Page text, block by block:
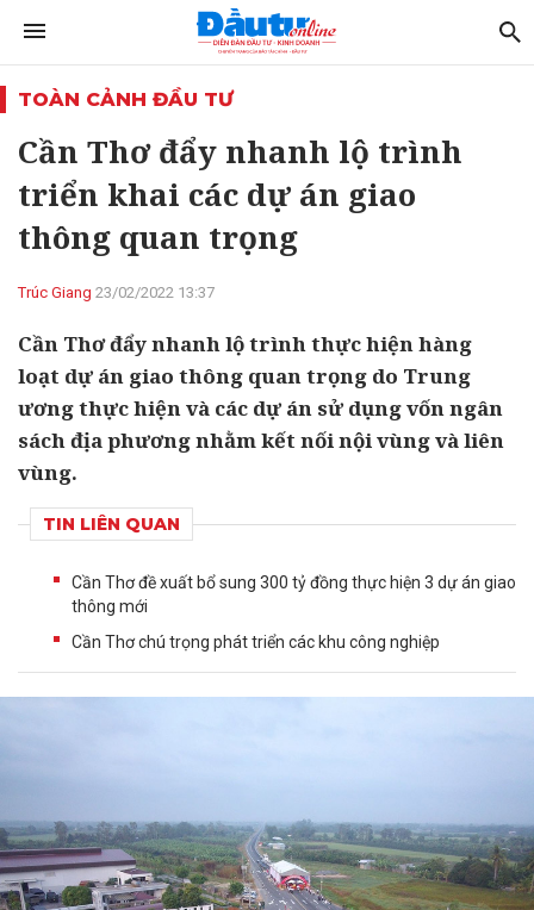
TOÀN CẢNH ĐẦU TƯ
Cần Thơ đẩy nhanh lộ trình
triển khai các dự án giao
thông quan trọng
Trúc Giang 23/02/2022 13:37
Cần Thơ đẩy nhanh lộ trình thực hiện hàng
loạt dự án giao thông quan trọng do Trung
ương thực hiện và các dự án sử dụng vốn ngân
sách địa phương nhằm kết nối nội vùng và liên
vùng.
TIN LIÊN QUAN
Cần Thơ đề xuất bổ sung 300 tỷ đồng thực hiện 3 dự án giao
thông mới
Cần Thơ chú trọng phát triển các khu công nghiệp